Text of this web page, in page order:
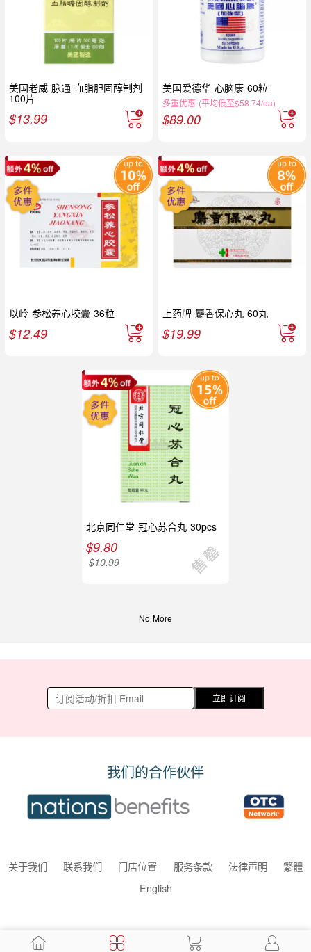
美国老威 脉通 血脂胆固醇制剂
100片
$13.99
美国爱德华 心脑康 60粒
多重优惠 (平均低至$58.74/ea)
$89.00
以岭 参松养心胶囊 36粒
$12.49
上药牌 麝香保心丸 60丸
$19.99
北京同仁堂 冠心苏合丸 30pcs
$9.80
$10.99
No More
立即订阅
我们的合作伙伴
关于我们 联系我们 门店位置 服务条款 法律声明
繁體
English